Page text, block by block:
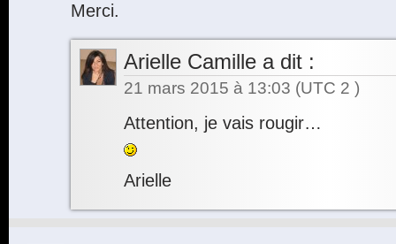
Merci.
Arielle Camille a dit :
21 mars 2015 à 13:03 (UTC 2 )
Attention, je vais rougir…
Arielle